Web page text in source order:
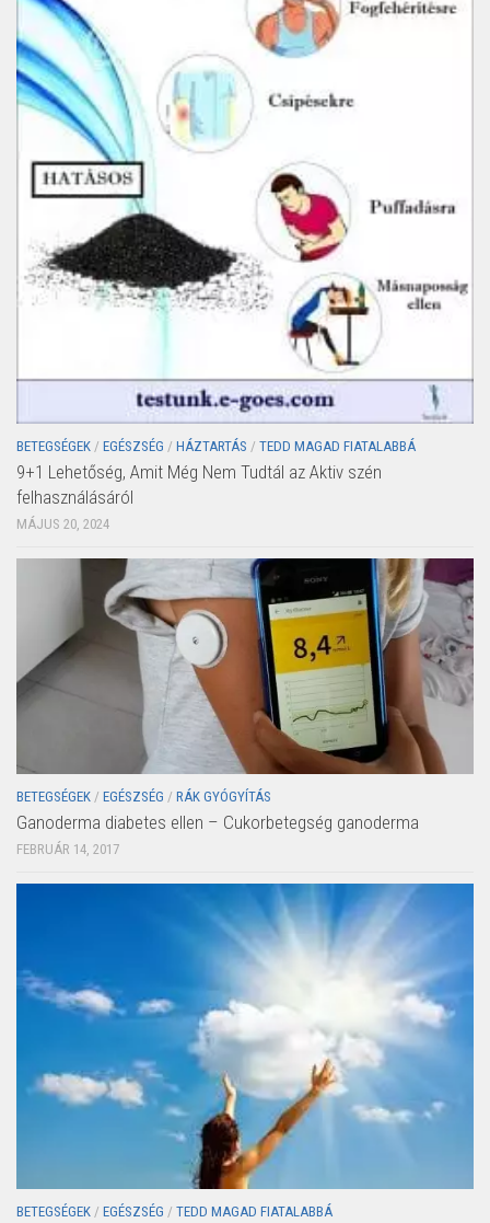
BETEGSÉGEK / EGÉSZSÉG / HÁZTARTÁS / TEDD MAGAD FIATALABBÁ
9+1 Lehetőség, Amit Még Nem Tudtál az Aktiv szén
felhasználásáról
MÁJUS 20, 2024
BETEGSÉGEK / EGÉSZSÉG / RÁK GYÓGYÍTÁS
Ganoderma diabetes ellen – Cukorbetegség ganoderma
FEBRUÁR 14, 2017
BETEGSÉGEK / EGÉSZSÉG / TEDD MAGAD FIATALABBÁ